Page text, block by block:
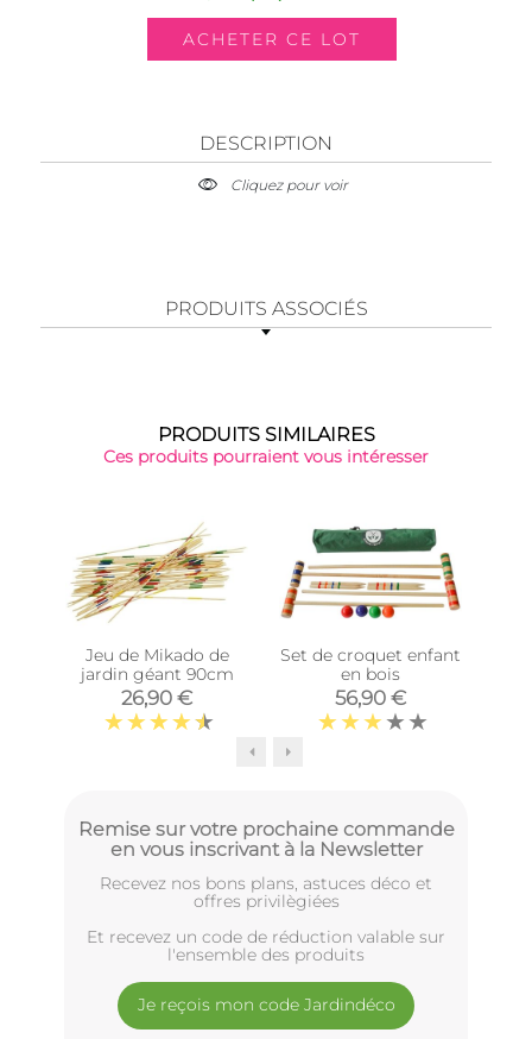
DESCRIPTION
Cliquez pour voir
PRODUITS ASSOCIÉS
PRODUITS SIMILAIRES
Ces produits pourraient vous intéresser
Jeu de Mikado de
jardin géant 90cm
26,90 €
Set de croquet enfant
en bois
56,90 €
Remise sur votre prochaine commande
en vous inscrivant à la Newsletter
Recevez nos bons plans, astuces déco et
offres privilègiées
Et recevez un code de réduction valable sur
l'ensemble des produits
Je reçois mon code Jardindéco